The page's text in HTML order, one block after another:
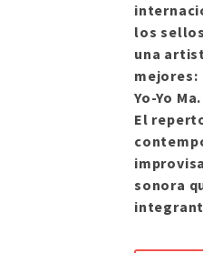
los
una
mejores:
Yo-Yo Ma.
El
sonora